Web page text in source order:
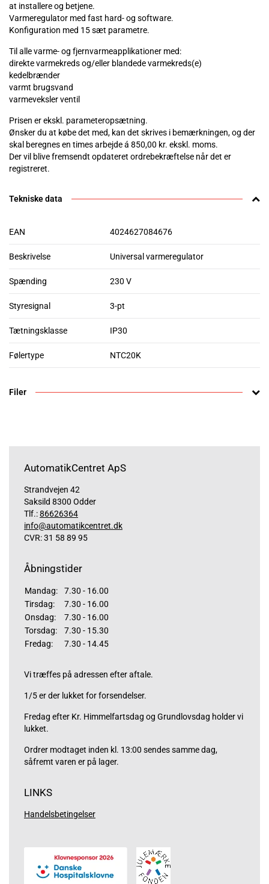
at installere og betjene.
Varmeregulator med fast hard- og software.
Konfiguration med 15 sæt parametre.
Til alle varme- og fjernvarmeapplikationer med:
direkte varmekreds og/eller blandede varmekreds(e)
kedelbrænder
varmt brugsvand
varmeveksler ventil
Prisen er ekskl. parameteropsætning.
Ønsker du at købe det med, kan det skrives i bemærkningen, og der
skal beregnes en times arbejde á 850,00 kr. ekskl. moms.
Der vil blive fremsendt opdateret ordrebekræftelse når det er
registreret.
Tekniske data
EAN 4024627084676
Beskrivelse Universal varmeregulator
Spænding 230 V
Styresignal 3-pt
Tætningsklasse IP30
Følertype NTC20K
Filer
AutomatikCentret ApS
Strandvejen 42
Saksild 8300 Odder
Tlf.:86626364
info@automatikcentret.dk
CVR: 31 58 89 95
Åbningstider
Mandag:
7.30 - 16.00
Tirsdag:
7.30 - 16.00
Onsdag:
7.30 - 16.00
Torsdag:
7.30 - 15.30
Fredag:
7.30 - 14.45
Vi træffes på adressen efter aftale.
1/5 er der lukket for forsendelser.
Fredag efter Kr. Himmelfartsdag og Grundlovsdag holder vi
lukket.
Ordrer modtaget inden kl. 13:00 sendes samme dag,
såfremt varen er på lager.
LINKS
Handelsbetingelser